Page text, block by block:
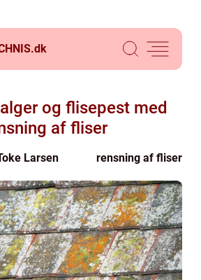
dk
og flisepest med
af fliser
Larsen rensning af fliser